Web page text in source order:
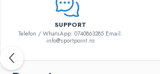
SUPPORT
Telefon / WhatsApp: 0740863285 Email:
info@sportpoint.ro